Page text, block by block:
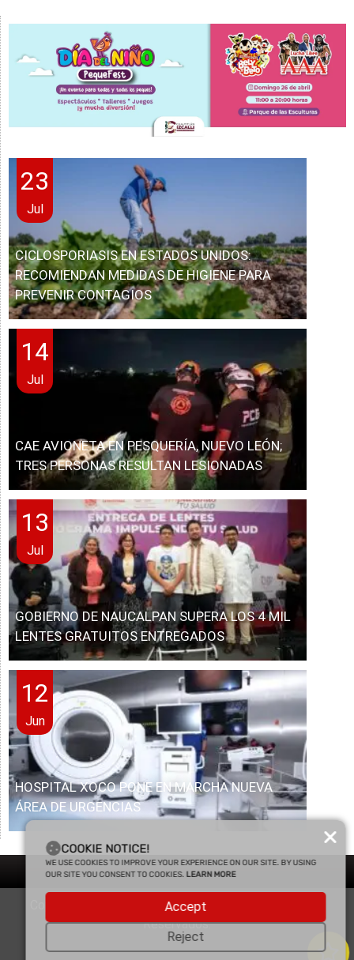
23
Jul
CICLOSPORIASIS EN ESTADOS UNIDOS:
RECOMIENDAN MEDIDAS DE HIGIENE PARA
PREVENIR CONTAGIOS
14
Jul
CAE AVIONETA EN PESQUERÍA, NUEVO LEÓN;
TRES PERSONAS RESULTAN LESIONADAS
13
Jul
GOBIERNO DE NAUCALPAN SUPERA LOS 4 MIL
LENTES GRATUITOS ENTREGADOS
12
Jun
HOSPITAL XOCO PONE EN MARCHA NUEVA
ÁREA DE URGENCIAS
Copyright © 2025 Enfasis Comunicaciones. Derechos
Reservados.
COOKIE NOTICE!
WE USE COOKIES TO IMPROVE YOUR EXPERIENCE ON OUR SITE. BY USING
OUR SITE YOU CONSENT TO COOKIES. LEARN MORE
Accept
Reject